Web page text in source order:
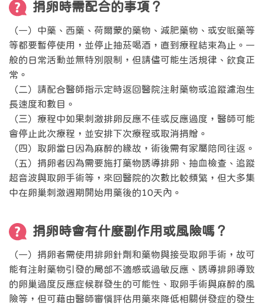
捐卵時需配合的事項？
（一）中藥、西藥、荷爾蒙的藥物、減肥藥物、或安眠藥等
等都要暫停使用，並停止抽菸喝酒，直到療程結束為止。一
般的日常活動並無特別限制，但請儘可能生活規律、飲食正
常。
（二）請配合醫師指示定時返回醫院注射藥物或追蹤濾泡生
長速度和數目。
（三）療程中如果刺激排卵反應不佳或反應過度，醫師可能
會停止此次療程，並安排下次療程或取消捐贈。
（四）取卵當日因為麻醉的緣故，術後需有家屬陪同往返。
（五）捐卵者因為需要施打藥物誘導排卵、抽血檢查、追蹤
超音波與取卵手術等，來回醫院的次數比較頻繁，但大多集
中在卵巢刺激週期開始用藥後的10天內。
捐卵時會有什麼副作用或風險嗎？
（一）捐卵者需使用排卵針劑和藥物與接受取卵手術，故可
能有注射藥物引發的局部不適感或過敏反應、誘導排卵導致
的卵巢過度反應症候群發生的可能性、取卵手術與麻醉的風
險等，但可藉由醫師審慎評估用藥來降低相關併發症的發生